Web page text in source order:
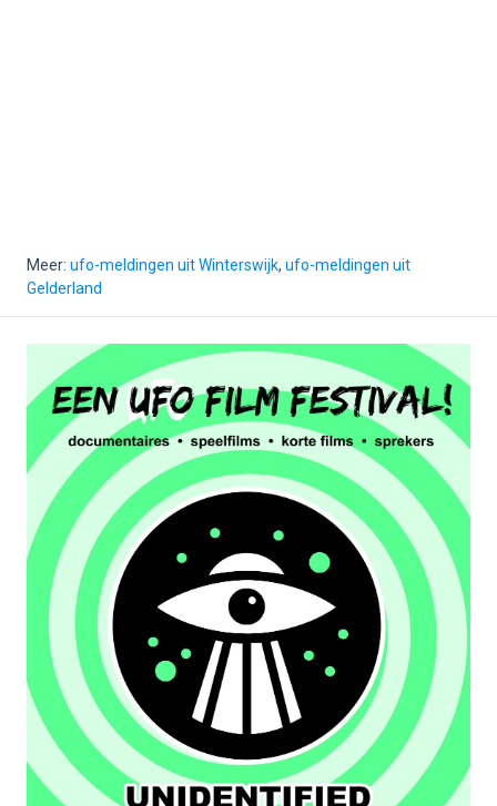
Meer: ufo-meldingen uit Winterswijk, ufo-meldingen uit
Gelderland